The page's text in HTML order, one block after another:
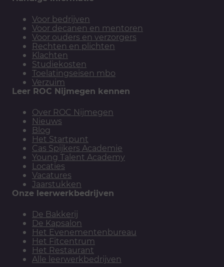
Voor bedrijven
Voor decanen en mentoren
Voor ouders en verzorgers
Rechten en plichten
Klachten
Studiekosten
Toelatingseisen mbo
Verzuim
Leer ROC Nijmegen kennen
Over ROC Nijmegen
Nieuws
Blog
Het Startpunt
Cas Spijkers Academie
Young Talent Academy
Locaties
Vacatures
Jaarstukken
Onze leerwerkbedrijven
De Bakkerij
De Kapsalon
Het Evenementenbureau
Het Fitcentrum
Het Restaurant
Alle leerwerkbedrijven